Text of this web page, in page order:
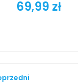
Cena
69,99 zł